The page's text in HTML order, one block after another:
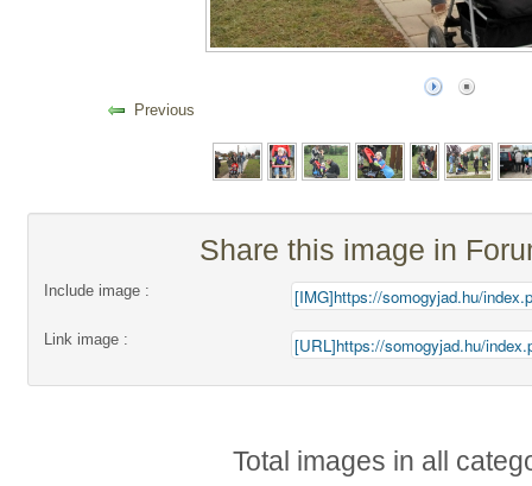
Previous
Share this image in
Include image :
Link image :
Total images in all